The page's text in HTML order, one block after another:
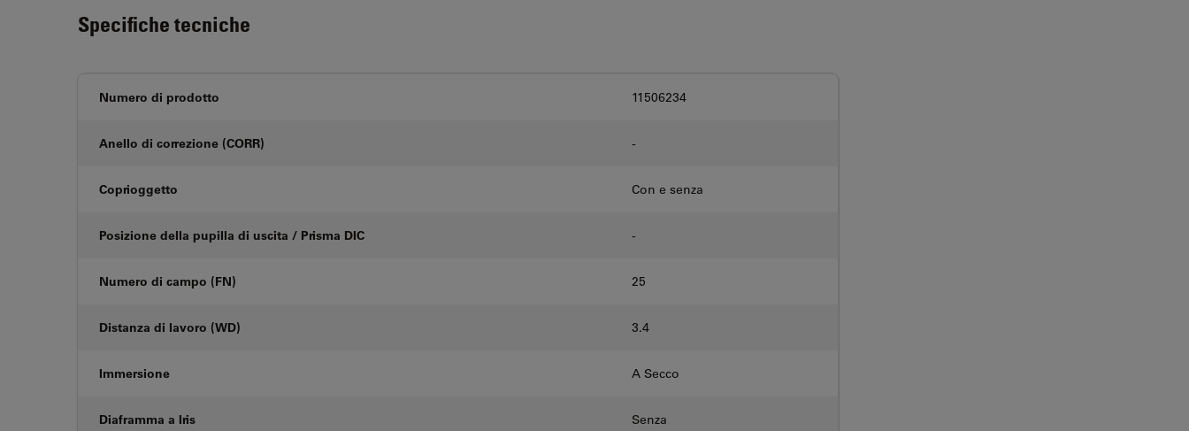
Specifiche tecniche
Numero di prodotto 11506234
Anello di correzione (CORR) -
Coprioggetto Con e senza
Posizione della pupilla di uscita / Prisma DIC -
Numero di campo (FN) 25
Distanza di lavoro (WD) 3.4
Immersione A Secco
Diaframma a Iris Senza